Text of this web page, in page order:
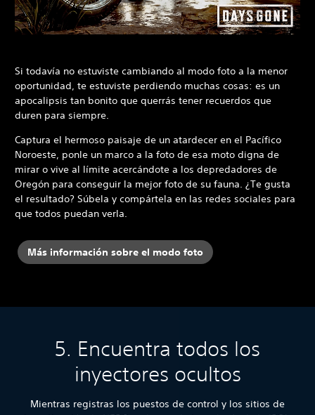
Si todavía no estuviste cambiando al modo foto a la menor
oportunidad, te estuviste perdiendo muchas cosas: es un
apocalipsis tan bonito que querrás tener recuerdos que
duren para siempre.
Captura el hermoso paisaje de un atardecer en el Pacífico
Noroeste, ponle un marco a la foto de esa moto digna de
mirar o vive al límite acercándote a los depredadores de
Oregón para conseguir la mejor foto de su fauna. ¿Te gusta
el resultado? Súbela y compártela en las redes sociales para
que todos puedan verla.
Más información sobre el modo foto
5. Encuentra todos los
inyectores ocultos
Mientras registras los puestos de control y los sitios de